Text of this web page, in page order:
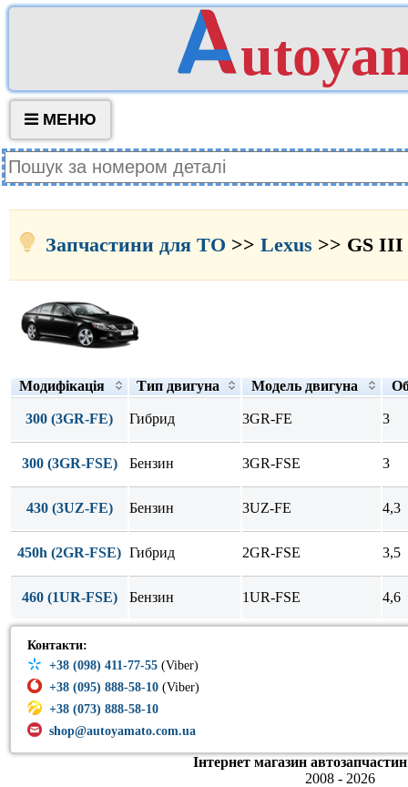
МЕНЮ
Запчастини для ТО >> Lexus >> GS III
Модифікація Тип двигуна Модель двигуна
300 (3GR-FE) Гибрид 3GR-FE 3
300 (3GR-FSE) Бензин 3GR-FSE 3
430 (3UZ-FE) Бензин 3UZ-FE 4,3
450h (2GR-FSE) Гибрид 2GR-FSE 3,5
460 (1UR-FSE) Бензин 1UR-FSE 4,6
Контакти:
+38 (098) 411-77-55 (Viber)
+38 (095) 888-58-10 (Viber)
+38 (073) 888-58-10
shop@autoyamato.com.ua
Інтернет магазин
2008 - 2026